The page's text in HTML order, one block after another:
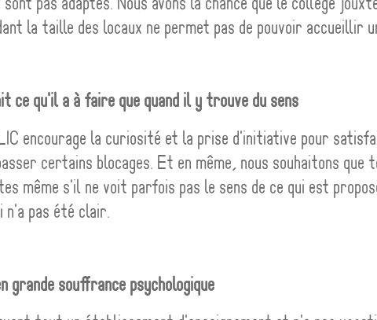
la taille des locaux ne permet pas de pouvoir accueillir
ce qu'il a à faire que quand il y trouve du sens
encourage la curiosité et la prise d'initiative pour
certains blocages. Et en même, nous souhaitons
même s'il ne voit parfois pas le sens de ce qui est
n'a pas été clair.
grande souffrance psychologique